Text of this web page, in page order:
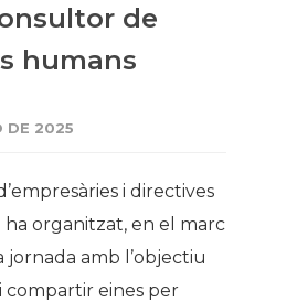
de
humans
DE 2025
i directives
ha organitzat, en el marc
amb l’objectiu
compartir eines per